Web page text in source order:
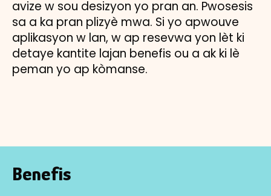
avize w sou desizyon yo pran an. Pwosesis
sa a ka pran plizyè mwa. Si yo apwouve
aplikasyon w lan, w ap resevwa yon lèt ki
detaye kantite lajan benefis ou a ak ki lè
peman yo ap kòmanse.
Benefis